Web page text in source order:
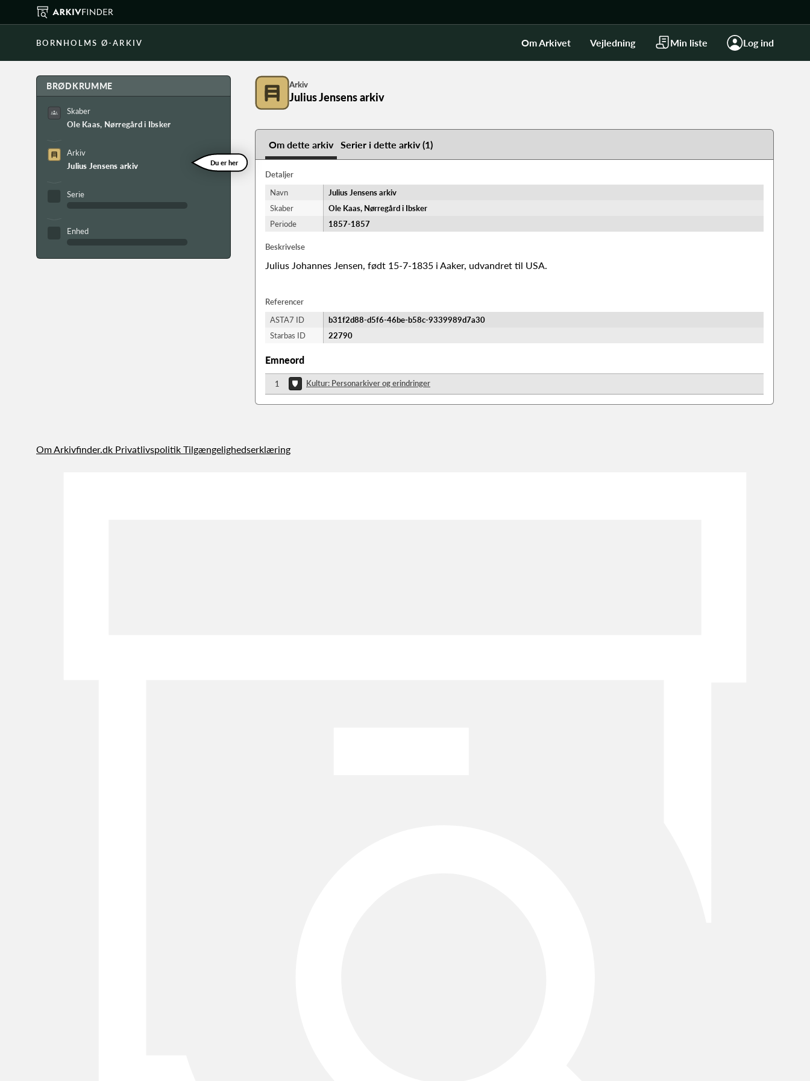
BORNHOLMS Ø-ARKIV Om Arkivet Vejledning Min liste Log ind
BRØDKRUMME
Skaber
Ole Kaas, Nørregård i Ibsker
Arkiv
Julius Jensens arkiv
Du er her
Serie
Enhed
Arkiv
Julius Jensens arkiv
Om dette arkiv Serier i dette arkiv (1)
Detaljer
Navn
Julius Jensens arkiv
Skaber
Ole Kaas, Nørregård i Ibsker
Periode
1857-​1857
Beskrivelse
Julius Johannes Jensen, født 15-7-1835 i Aaker, udvandret til USA.
Referencer
ASTA7 ID
b31f2d88-d5f6-46be-b58c-9339989d7a30
Starbas ID
22790
Emneord
1 Kultur: Personarkiver og erindringer
Om Arkivfinder.dk Privatlivspolitik Tilgængelighedserklæring